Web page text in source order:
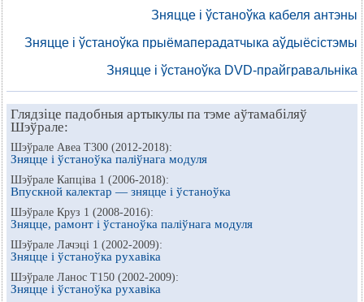
Зняцце і ўстаноўка кабеля антэны
Зняцце і ўстаноўка прыёмаперадатчыка аўдыёсістэмы
Зняцце і ўстаноўка DVD-прайгравальніка
Глядзіце падобныя артыкулы па тэме аўтамабіляў
Шэўрале:
Шэўрале Авеа Т300 (2012-2018):
Зняцце і ўстаноўка паліўнага модуля
Шэўрале Капціва 1 (2006-2018):
Впускной калектар — зняцце і ўстаноўка
Шэўрале Круз 1 (2008-2016):
Зняцце, рамонт і ўстаноўка паліўнага модуля
Шэўрале Лачэці 1 (2002-2009):
Зняцце і ўстаноўка рухавіка
Шэўрале Ланос Т150 (2002-2009):
Зняцце і ўстаноўка рухавіка